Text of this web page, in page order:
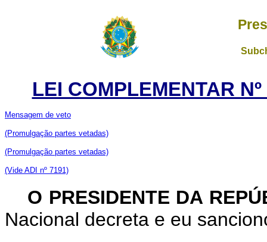
LEI COMPLEMENTAR
Mensagem de veto
(Promulgação partes vetadas)
(Promulgação partes vetadas)
(Vide ADI nº 7191)
O PRESIDENTE DA
Nacional decreta e eu